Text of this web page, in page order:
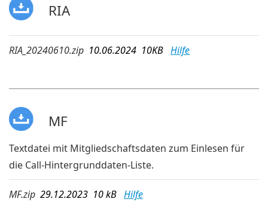
RIA
RIA_20240610.zip 10.06.2024 10KB Hilfe
MF
Textdatei mit Mitgliedschaftsdaten zum Einlesen für
die Call-Hintergrunddaten-Liste.
MF.zip 29.12.2023 10 kB Hilfe